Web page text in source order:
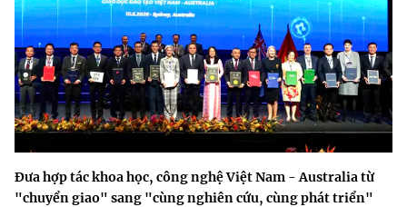
Đưa hợp tác khoa học, công nghệ Việt Nam - Australia từ
"chuyển giao" sang "cùng nghiên cứu, cùng phát triển"